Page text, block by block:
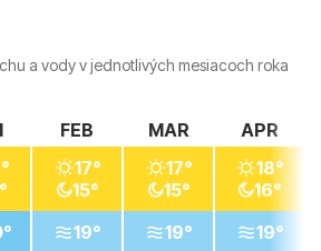
a vody v jednotlivých mesiacoch roka
FEB
17°
15°
19°
MAR
17°
15°
19°
APR
18°
16°
19°